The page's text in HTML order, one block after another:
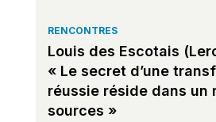
RENCONTRES
Louis des Escotais
« Le secret d’une
réussie réside dans un
sources »